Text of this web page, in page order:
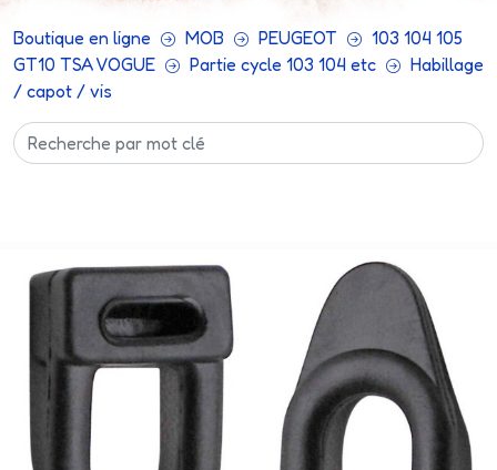
Boutique en ligne MOB PEUGEOT
103 104 105
GT10 TSA VOGUE
Partie cycle 103 104 etc
Habillage
/ capot / vis